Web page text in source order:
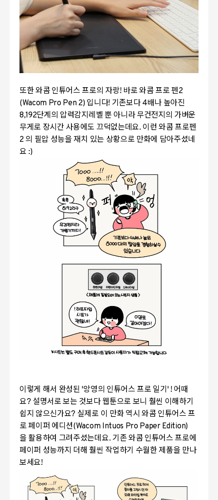
또한 와콤 인튜어스 프로의 자랑! 바로 와콤 프로 펜2
(Wacom Pro Pen 2) 입니다! 기존보다 4배나 높아진
8,192단계의 압력감지레벨 뿐 아니라 무건전지의 가벼운
무게로 장시간 사용에도 끄덕없는데요. 이런 와콤 프로펜
2 의 필압 성능을 재치 있는 상황으로 만화에 담아주셨네
요 :)
이렇게 해서 완성된 '앙영의 인튜어스 프로 일기' ! 어때
요? 설명서로 보는 것보다 웹툰으로 보니 훨씬 이해하기
쉽지 않으신가요? 실제로 이 만화 역시 와콤 인튜어스 프
로 페이퍼 에디션(Wacom Intuos Pro Paper Edition)
을 활용하여 그려주셨는데요. 기존 와콤 인튜어스 프로에
페이퍼 성능까지 더해 훨씬 작업하기 수월한 제품을 만나
보세요!